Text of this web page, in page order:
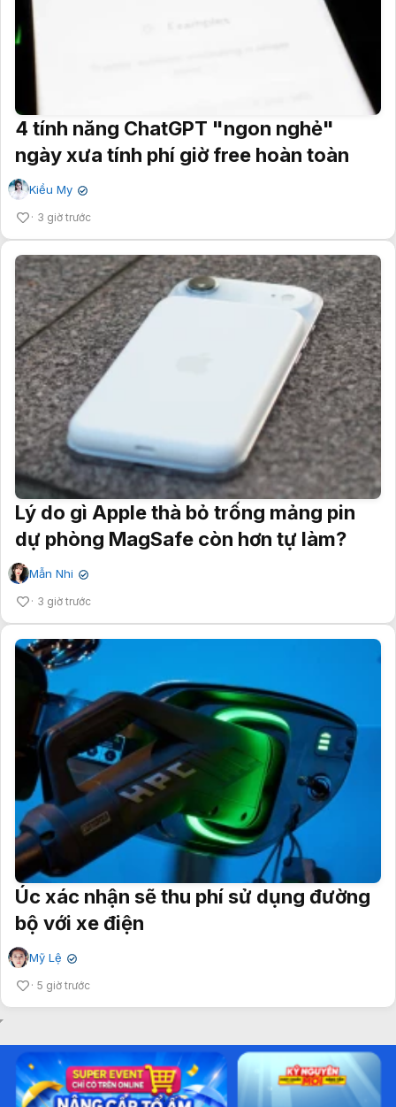
4 tính năng ChatGPT "ngon nghẻ"
ngày xưa tính phí giờ free hoàn toàn
Kiều My ✔
3 giờ trước
Lý do gì Apple thà bỏ trống mảng pin
dự phòng MagSafe còn hơn tự làm?
Mẫn Nhi ✔
3 giờ trước
Úc xác nhận sẽ thu phí sử dụng đường
bộ với xe điện
Mỹ Lệ ✔
5 giờ trước